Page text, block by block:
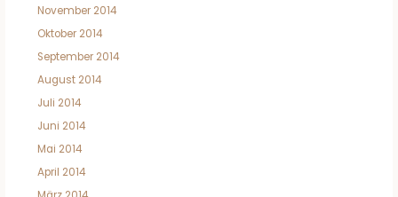
November 2014
Oktober 2014
September 2014
August 2014
Juli 2014
Juni 2014
Mai 2014
April 2014